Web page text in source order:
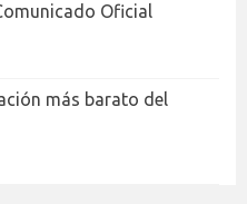
Oficial
más barato del